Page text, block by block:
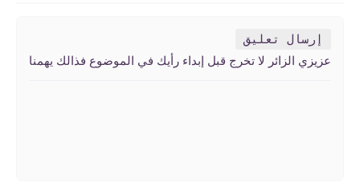
إرسال تعليق
عزيزي الزائر لا تخرج قبل إبداء رأيك في الموضوع فذالك يهمنا